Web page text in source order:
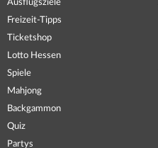
Ausflugsziele
Freizeit-Tipps
Ticketshop
Lotto Hessen
Spiele
Mahjong
Backgammon
Quiz
Partys